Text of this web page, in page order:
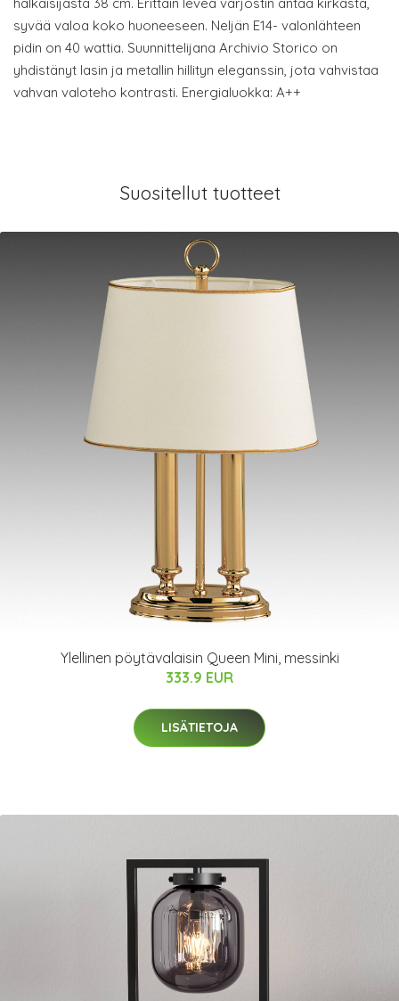
syvää valoa koko huoneeseen. Neljän E14- valonlähteen
pidin on 40 wattia. Suunnittelijana Archivio Storico on
yhdistänyt lasin ja metallin hillityn eleganssin, jota vahvistaa
vahvan valoteho kontrasti. Energialuokka: A++
Suositellut tuotteet
Ylellinen pöytävalaisin Queen Mini, messinki
333.9 EUR
LISÄTIETOJA